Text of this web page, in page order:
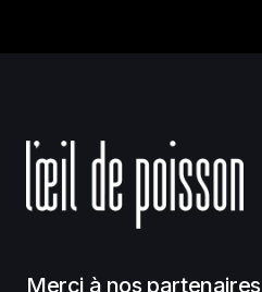
Merci à nos partenaires